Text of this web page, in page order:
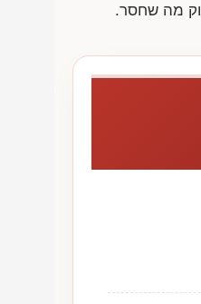
מה שחסר.